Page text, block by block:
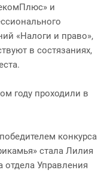
и
«Налоги и право»,
в состязаниях,
году проходили в
конкурса
стала Лилия
отдела Управления